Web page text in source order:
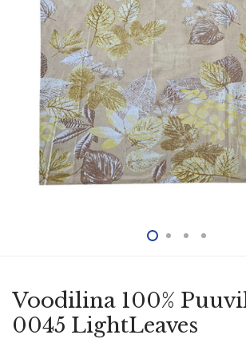
Voodilina 100%
0045 LightLeaves